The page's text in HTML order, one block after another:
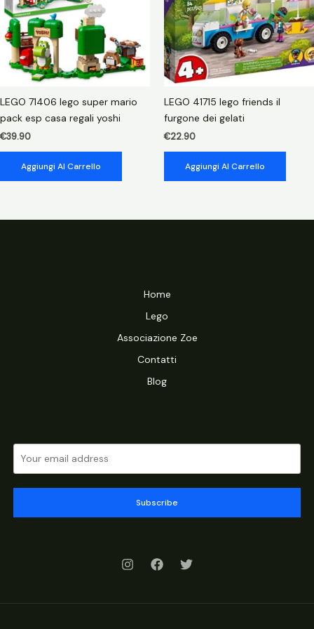
LEGO 71406 lego super mario
pack esp casa regali yoshi
€39.90
Aggiungi Al Carrello
LEGO 41715 lego friends il
furgone dei gelati
€22.90
Aggiungi Al Carrello
Home
Lego
Associazione Zoe
Contatti
Blog
Subscribe